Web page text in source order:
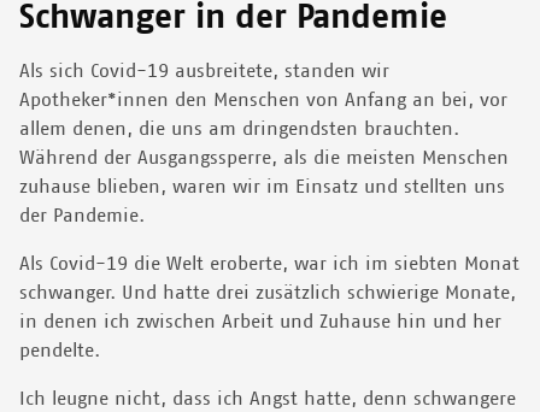
Schwanger in der Pandemie
Als sich Covid-19 ausbreitete, standen wir
Apotheker*innen den Menschen von Anfang an bei, vor
allem denen, die uns am dringendsten brauchten.
Während der Ausgangssperre, als die meisten Menschen
zuhause blieben, waren wir im Einsatz und stellten uns
der Pandemie.
Als Covid-19 die Welt eroberte, war ich im siebten Monat
schwanger. Und hatte drei zusätzlich schwierige Monate,
in denen ich zwischen Arbeit und Zuhause hin und her
pendelte.
Ich leugne nicht, dass ich Angst hatte, denn schwangere